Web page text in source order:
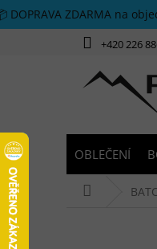
Přejít na obsah
DOPRAVA ZDARMA na
+420 226
OBLEČENÍ